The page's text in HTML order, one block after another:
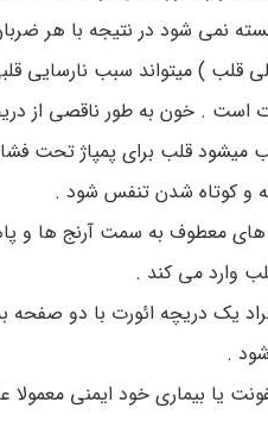
نمی شود در نتیجه با هر
قلب ) میتواند سبب نارسایی
است . خون به طور ناقصی از
قلب برای پمپاژ تحت
و کوتاه شدن تنفس شود .
معطوف به سمت آرنج ها و
وارد می کند .
یک دریچه ائورت با دو
.
یا بیماری خود ایمنی معمولا